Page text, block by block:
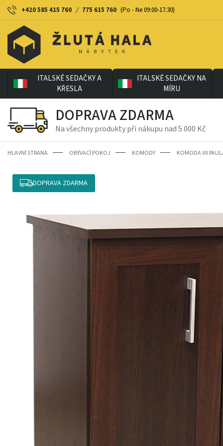
+420 585 415 760 / 775 615 760 (Po - Ne 09:00-17:30)
ITALSKÉ SEDAČKY A
KŘESLA
ITALSKÉ SEDAČKY NA
MÍRU
DOPRAVA ZDARMA
Na všechny produkty při nákupu nad 5 000 Kč
HLAVNÍ STRANA OBÝVACÍ POKOJ KOMODY KOMODA VII
DOPRAVA ZDARMA